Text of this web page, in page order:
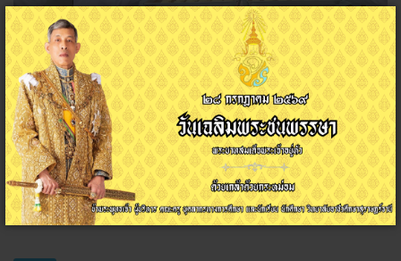
วันพุธ ที่ 29 พฤศจิกายน 2566 นายพงษ์ศักดิ์ นุ้ยเจริญ ผู้อำนวยการ
วิทยาลัยอาชีวศึกษาสุราษฎร์ธานี พร้อมด้วยผู้บริหาร ร่วมติดตาม ให้
กำลังใจ คณะครู และนักเรียน นักศึกษา ที่ร่วมผลิตเค้ก คุกกี้ เทศกาลส่ง
สุขช่วงปีใหม่ 2567 "สุขใจผู้ให้ ถูกใจผู้รับ" ณ ห้องปฏิบัติการแผนก
อาหารและโภชนาการ
อ่านเพิ่มเติม...